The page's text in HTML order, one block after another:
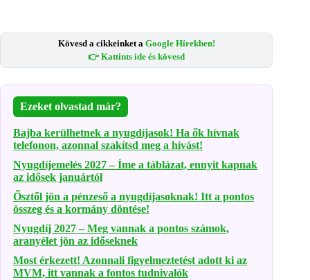
Kövesd a cikkeinket a Google Hírekben!
👉 Kattints ide és kövesd
Ezeket olvastad már?
Bajba kerülhetnek a nyugdíjasok! Ha ők hívnak
telefonon, azonnal szakítsd meg a hívást!
Nyugdíjemelés 2027 – Íme a táblázat, ennyit kapnak
az idősek januártól
Ősztől jön a pénzeső a nyugdíjasoknak! Itt a pontos
összeg és a kormány döntése!
Nyugdíj 2027 – Meg vannak a pontos számok,
aranyélet jön az időseknek
Most érkezett! Azonnali figyelmeztetést adott ki az
MVM, itt vannak a fontos tudnivalók